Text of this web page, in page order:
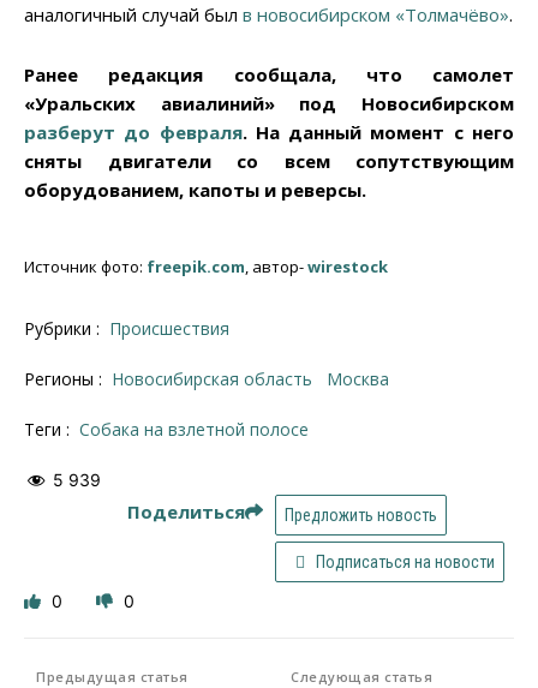
аналогичный случай был в новосибирском «Толмачёво».
Ранее редакция сообщала, что самолет
«Уральских авиалиний» под Новосибирском
разберут до февраля. На данный момент с него
сняты двигатели со всем сопутствующим
оборудованием, капоты и реверсы.
Источник фото: freepik.com, автор-wirestock
Рубрики : Происшествия
Регионы : Новосибирская область Москва
Теги : собака на взлетной полосе
5 939
Поделиться Предложить новость
Подписаться на новости
0 0
Предыдущая статья Следующая статья